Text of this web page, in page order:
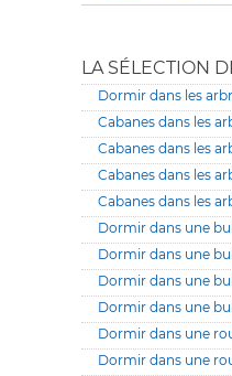
LA SÉLECTION
Dormir dans les
Cabanes dans les
Cabanes dans les
Cabanes dans les
Cabanes dans les
Dormir dans une
Dormir dans une
Dormir dans une
Dormir dans une
Dormir dans une
Dormir dans une